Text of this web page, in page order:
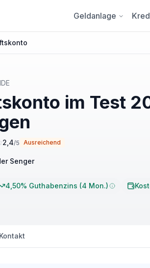
Geldanlage
im Test
2,4/5 Ausreichend
Senger
4,50% Guthabenzins (4 Mon.)
Kontakt